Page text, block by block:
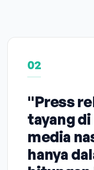
02
"Press
tayang
media
hanya